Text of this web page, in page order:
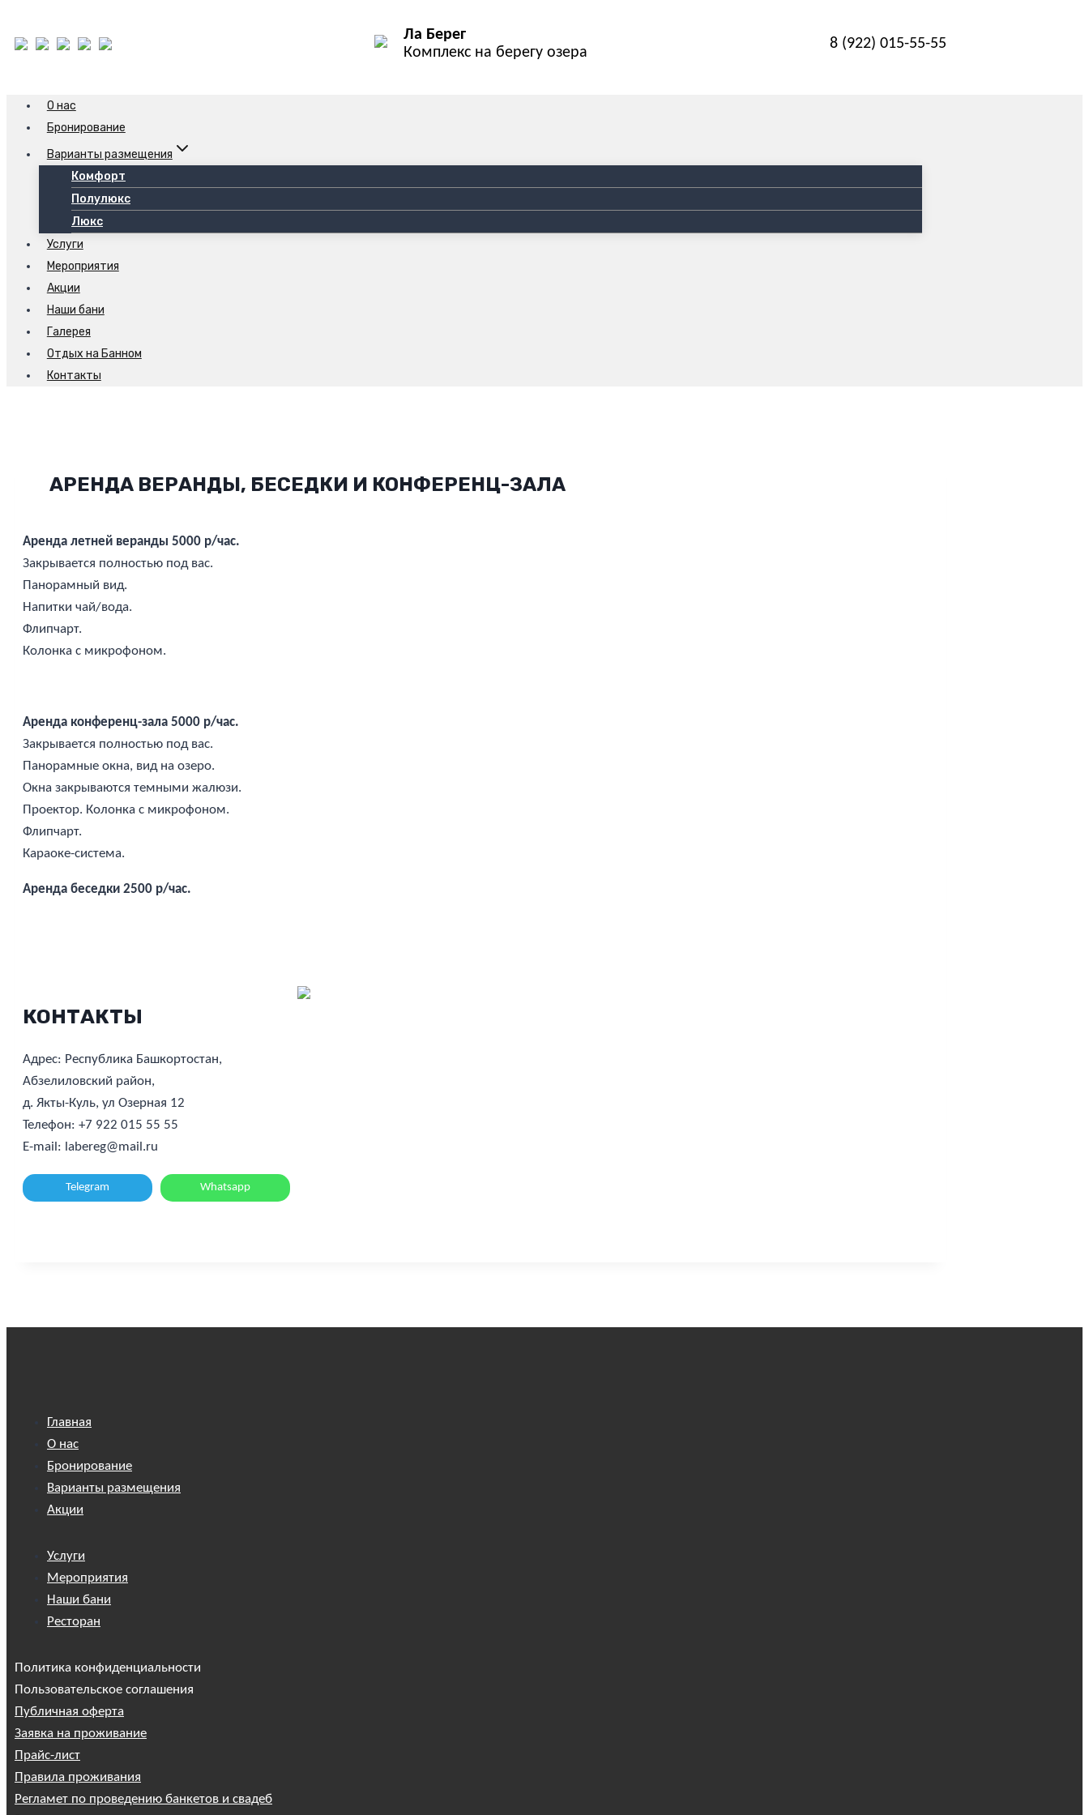
Ла Берег
Комплекс на берегу озера
8 (922) 015-55-55
Перейти
содержанию
О нас
Бронирование
Варианты размещения
Комфорт
Полулюкс
Люкс
Услуги
Мероприятия
Акции
Наши бани
Галерея
Отдых на Банном
Контакты
АРЕНДА ВЕРАНДЫ, БЕСЕДКИ И КОНФЕРЕНЦ-ЗАЛА
Аренда летней веранды 5000 р/час.
Закрывается полностью под вас.
Панорамный вид.
Напитки чай/вода.
Флипчарт.
Колонка с микрофоном.
Аренда конференц-зала 5000 р/час.
Закрывается полностью под вас.
Панорамные окна, вид на озеро.
Окна закрываются темными жалюзи.
Проектор. Колонка с микрофоном.
Флипчарт.
Караоке-система.
Аренда беседки 2500 р/час.
КОНТАКТЫ
Адрес: Республика Башкортостан,
Абзелиловский район,
д. Якты-Куль, ул Озерная 12
Телефон: +7 922 015 55 55
E-mail: labereg@mail.ru
Telegram Whatsapp
Главная
О нас
Бронирование
Варианты размещения
Акции
Услуги
Мероприятия
Наши бани
Ресторан
Политика конфиденциальности
Пользовательское соглашения
Публичная оферта
Заявка на проживание
Прайс-лист
Правила проживания
Регламет по проведению банкетов и свадеб